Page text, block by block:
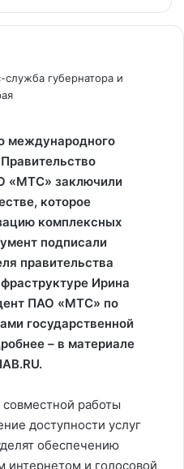
губернатора и
международного
«МТС» заключили
которое
комплексных
подписали
правительства
Ирина
ПАО «МТС» по
государственной
– в материале
работы
доступности услуг
обеспечению
и голосовой